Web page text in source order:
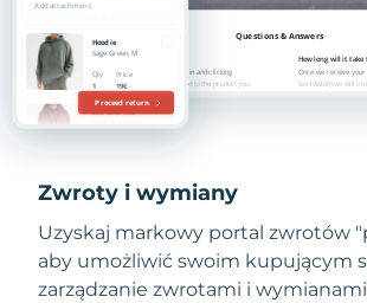
Zwroty i wymiany
Uzyskaj markowy portal zwrotów
aby umożliwić swoim kupującym
zarządzanie zwrotami i